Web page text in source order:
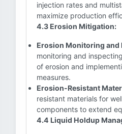
injection rates and
maximize production
4.3 Erosion Mitigation:
Erosion Monitoring and
monitoring and
of erosion and
measures.
Erosion-Resistant
resistant materials for
components to extend
4.4 Liquid Holdup